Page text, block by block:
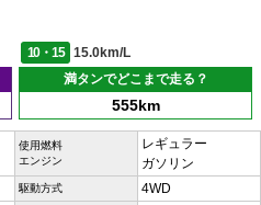
10・15
15.0km/L
満タンでどこまで走る？
555km
使用燃料
エンジン
レギュラー
ガソリン
駆動方式 4WD